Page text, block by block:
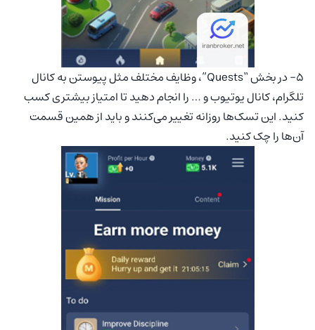
۵- در بخش “Quests”، وظایف مختلف مثل پیوستن به کانال
تلگرام، کانال یوتیوب و … را انجام دهید تا امتیاز بیشتری کسب
کنید. این تسک‌ها روزانه تغییر می‌کنند و باید از همین قسمت
آن‌ها را چک کنید.